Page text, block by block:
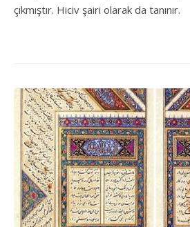
çıkmıştır. Hiciv şairi olarak da tanınır.